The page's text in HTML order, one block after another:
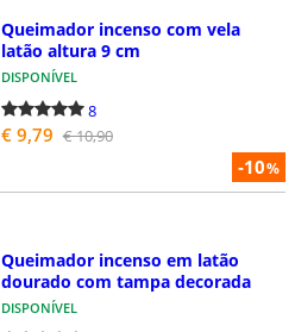
-10%
Queimador incenso com vela
latão altura 9 cm
DISPONÍVEL
8
€ 9,79 € 10,90
Queimador incenso em latão
dourado com tampa decorada
DISPONÍVEL